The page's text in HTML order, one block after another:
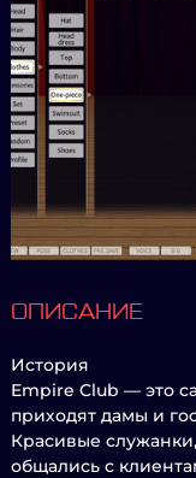
ОПИСАНИЕ
История
Empire Club — это
приходят дамы и
Красивые
общались с